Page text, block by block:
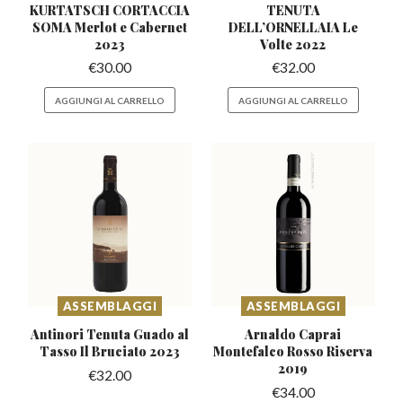
KURTATSCH CORTACCIA
SOMAMerlot e Cabernet
2023
€30.00
AGGIUNGI AL CARRELLO
TENUTA
DELL’ORNELLAIA Le
Volte 2022
€32.00
AGGIUNGI AL CARRELLO
ASSEMBLAGGI
Antinori Tenuta Guado al
Tasso Il Bruciato 2023
€32.00
ASSEMBLAGGI
Arnaldo Caprai
MontefalcoRosso Riserva
2019
€34.00